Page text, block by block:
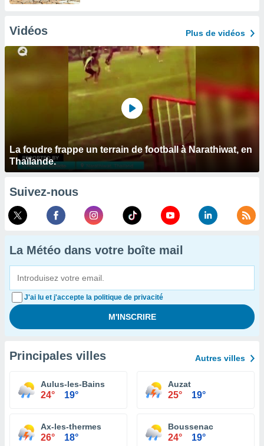
Vidéos Plus de vidéos
La foudre frappe un terrain de football à Narathiwat, en
Thaïlande.
Suivez-nous
La Météo dans votre boîte mail
J'ai lu et j'accepte la politique de privacité
Principales villes Autres villes
Aulus-les-Bains
24° 19°
Auzat
25° 19°
Ax-les-thermes
26° 18°
Boussenac
24° 19°